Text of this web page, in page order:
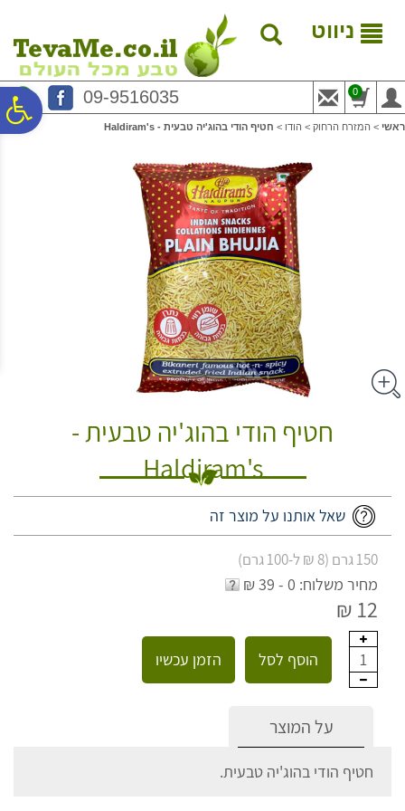
נגישות
המרכזי
ניווט
09-9516035 0
ראשי > המזרח הרחוק > הודו > חטיף הודי בהוג'יה טבעית - Haldiram's
חטיף הודי בהוג'יה טבעית -
Haldiram's
שאל אותנו על מוצר זה
150 גרם (8 ₪ ל-100 גרם)
מחיר משלוח: 0 - 39 ₪
12 ₪
1 הוסף לסל הזמן עכשיו
על המוצר
חטיף הודי בהוג'יה טבעית.